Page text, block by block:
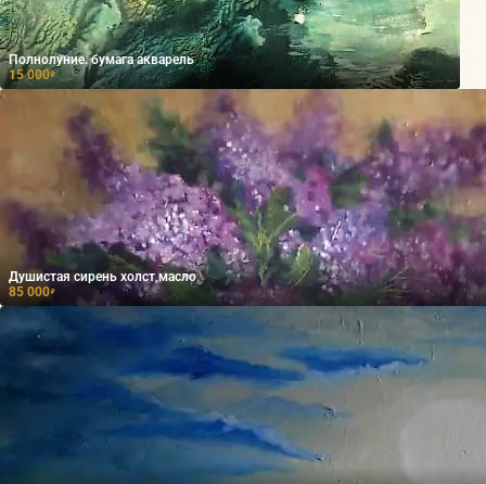
Полнолуние. бумага акварель
15 000₽
Душистая сирень холст,масло
85 000₽